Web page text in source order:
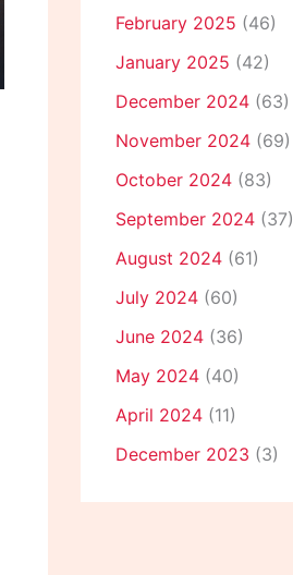
February 2025 (46)
January 2025 (42)
December 2024 (63)
November 2024 (69)
October 2024 (83)
September 2024 (37)
August 2024 (61)
July 2024 (60)
June 2024 (36)
May 2024 (40)
April 2024 (11)
December 2023 (3)